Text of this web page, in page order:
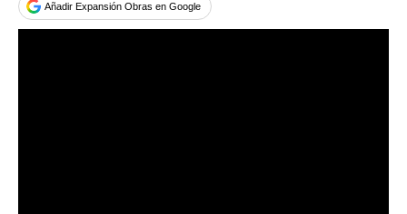
Añadir Expansión Obras en Google